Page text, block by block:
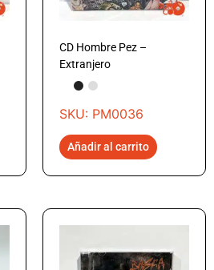
CD Hombre Pez –
Extranjero
SKU: PM0036
Añadir al carrito